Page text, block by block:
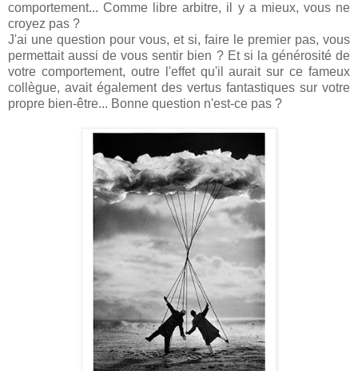
comportement... Comme libre arbitre, il y a mieux, vous ne
croyez pas ?
J'ai une question pour vous, et si, faire le premier pas, vous
permettait aussi de vous sentir bien ? Et si la générosité de
votre comportement, outre l'effet qu'il aurait sur ce fameux
collègue, avait également des vertus fantastiques sur votre
propre bien-être... Bonne question n'est-ce pas ?